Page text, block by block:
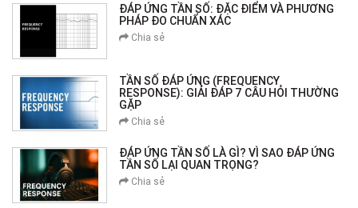
ĐÁP ỨNG TẦN SỐ: ĐẶC ĐIỂM VÀ PHƯƠNG
PHÁP ĐO CHUẨN XÁC
Chia sẻ
TẦN SỐ ĐÁP ỨNG (FREQUENCY
RESPONSE): GIẢI ĐÁP 7 CÂU HỎI THƯỜNG
GẶP
Chia sẻ
ĐÁP ỨNG TẦN SỐ LÀ GÌ? VÌ SAO ĐÁP ỨNG
TẦN SỐ LẠI QUAN TRỌNG?
Chia sẻ